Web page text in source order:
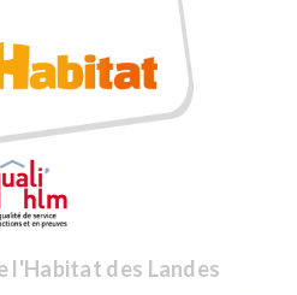
l'Habitat des Landes